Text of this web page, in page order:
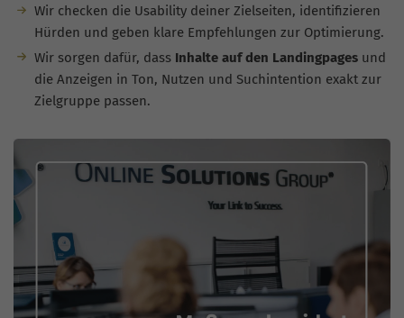
Wir checken die Usability deiner Zielseiten, identifizieren
Hürden und geben klare Empfehlungen zur Optimierung.
Wir sorgen dafür, dass Inhalte auf den Landingpagesund
die Anzeigen in Ton, Nutzen und Suchintention exakt zur
Zielgruppe passen.